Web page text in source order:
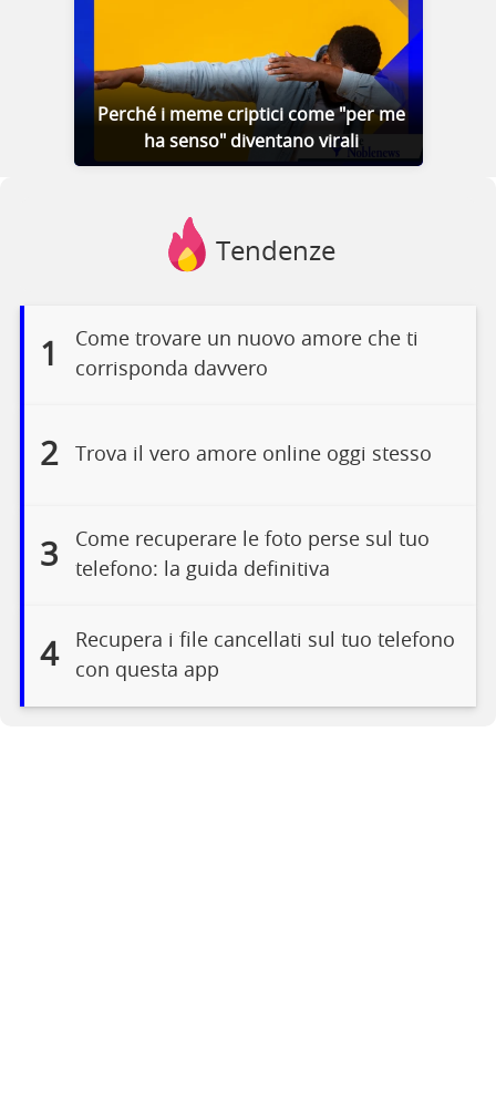
Perché i meme criptici come "per me
ha senso" diventano virali
Tendenze
1
Come trovare un nuovo amore che ti
corrisponda davvero
2 Trova il vero amore online oggi stesso
3
Come recuperare le foto perse sul tuo
telefono: la guida definitiva
4
Recupera i file cancellati sul tuo telefono
con questa app